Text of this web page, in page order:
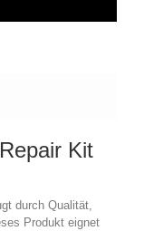
Kit
durch Qualität,
Produkt eignet